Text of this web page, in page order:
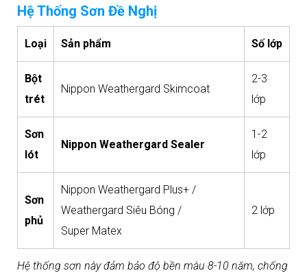
Hệ Thống Sơn Đề Nghị
Loại Sản phẩm Số lớp
Bột
trét
Nippon Weathergard Skimcoat
2-3
lớp
Sơn
lót
Nippon Weathergard Sealer
1-2
lớp
Sơn
phủ
Nippon Weathergard Plus+ /
Weathergard Siêu Bóng /
Super Matex
2 lớp
Hệ thống sơn này đảm bảo độ bền màu 8-10 năm, chống